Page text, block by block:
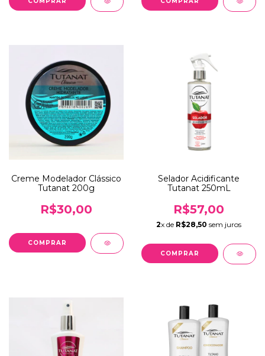
Creme Modelador Clássico
Tutanat 200g
R$30,00
Selador Acidificante
Tutanat 250mL
R$57,00
2x de R$28,50 sem juros